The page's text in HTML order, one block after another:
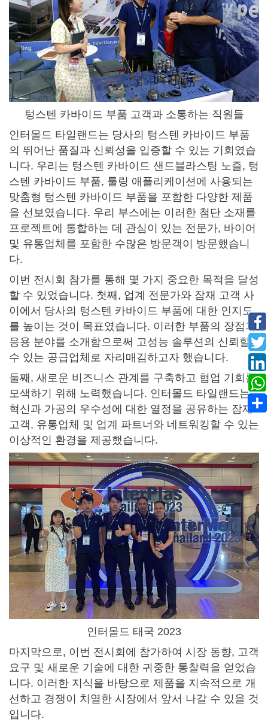
텅스텐 카바이드 부품 고객과 소통하는 직원들
인터몰드 타일랜드는 당사의 텅스텐 카바이드 부품
의 뛰어난 품질과 신뢰성을 입증할 수 있는 기회였습
니다. 우리는 텅스텐 카바이드 샌드블라스팅 노즐, 텅
스텐 카바이드 부품, 툴링 애플리케이션에 사용되는
맞춤형 텅스텐 카바이드 부품을 포함한 다양한 제품
을 선보였습니다. 우리 부스에는 이러한 첨단 소재를
프로젝트에 통합하는 데 관심이 있는 전문가, 바이어
및 유통업체를 포함한 수많은 방문객이 방문했습니
다.
이번 전시회 참가를 통해 몇 가지 중요한 목적을 달성
할 수 있었습니다. 첫째, 업계 전문가와 잠재 고객 사
이에서 당사의 텅스텐 카바이드 부품에 대한 인지도
를 높이는 것이 목표였습니다. 이러한 부품의 장점과
응용 분야를 소개함으로써 고성능 솔루션의 신뢰할
수 있는 공급업체로 자리매김하고자 했습니다.
둘째, 새로운 비즈니스 관계를 구축하고 협업 기회를
모색하기 위해 노력했습니다. 인터몰드 타일랜드는
혁신과 가공의 우수성에 대한 열정을 공유하는 잠재
고객, 유통업체 및 업계 파트너와 네트워킹할 수 있는
이상적인 환경을 제공했습니다.
인터몰드 태국 2023
마지막으로, 이번 전시회에 참가하여 시장 동향, 고객
요구 및 새로운 기술에 대한 귀중한 통찰력을 얻었습
니다. 이러한 지식을 바탕으로 제품을 지속적으로 개
선하고 경쟁이 치열한 시장에서 앞서 나갈 수 있을 것
입니다.